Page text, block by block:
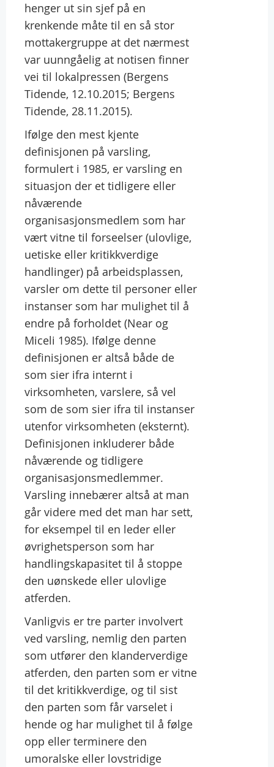
henger ut sin sjef på en
krenkende måte til en så stor
mottakergruppe at det nærmest
var uunngåelig at notisen finner
vei til lokalpressen (Bergens
Tidende, 12.10.2015; Bergens
Tidende, 28.11.2015).
Ifølge den mest kjente
definisjonen på varsling,
formulert i 1985, er varsling en
situasjon der et tidligere eller
nåværende
organisasjonsmedlem som har
vært vitne til forseelser (ulovlige,
uetiske eller kritikkverdige
handlinger) på arbeidsplassen,
varsler om dette til personer eller
instanser som har mulighet til å
endre på forholdet (Near og
Miceli 1985). Ifølge denne
definisjonen er altså både de
som sier ifra internt i
virksomheten, varslere, så vel
som de som sier ifra til instanser
utenfor virksomheten (eksternt).
Definisjonen inkluderer både
nåværende og tidligere
organisasjonsmedlemmer.
Varsling innebærer altså at man
går videre med det man har sett,
for eksempel til en leder eller
øvrighetsperson som har
handlingskapasitet til å stoppe
den uønskede eller ulovlige
atferden.
Vanligvis er tre parter involvert
ved varsling, nemlig den parten
som utfører den klanderverdige
atferden, den parten som er vitne
til det kritikkverdige, og til sist
den parten som får varselet i
hende og har mulighet til å følge
opp eller terminere den
umoralske eller lovstridige